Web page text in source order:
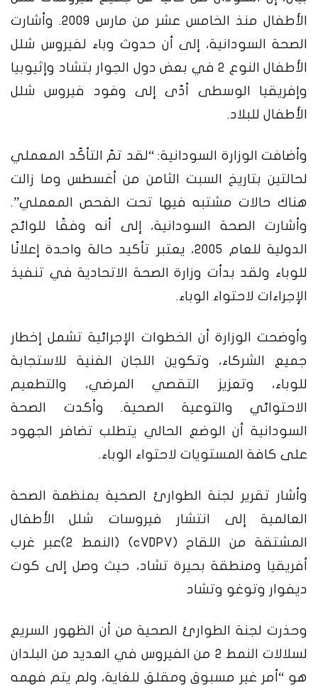
الأطفال منذ الخامس عشر من مارس 2009. وأشارت
الصحة السودانية، إلى أن حدوث وباء لفيروس شلل
الأطفال النوع 2 في بعض دول الجوار بتشاد وإثيوبيا
وإفريقيا الوسطى أدّى إلى وفود فيروس شلل
الأطفال للبلاد.
وأضافت الوزارة السودانية: “لقد تمّ التأكّد المعملي
لحالتين بتاريخ السبت الثامن من أغسطس وما زالت
هناك حالات مشتبه فيها تحت الفحص المعملي”.
وأشارت الصحة السودانية، إلى أنه وفقًا للوائح
الدولية للعام 2005، يعتبر تأكيد حالة واحدة إعلانًا
للوباء ولقد بدأت وزارة الصحة الاتحادية في تنفيذ
الإجراءات لاحتواء الوباء.
وأوضحت الوزارة أن الخطوات الإجرائية تشمل إخطار
جميع الشركاء، وتكوين اللجان الفنية للاستجابة
للوباء، وتعزيز التقصي المرضي، والتطعيم
الاحتوائي والتوعية الصحية. وأكدت الصحة
السودانية أن الوضع الحالي يتطلب تضافر الجهود
على كافة المستويات لاحتواء الوباء.
وأشار تقرير لجنة الطوارئ الصحية بمنظمة الصحة
العالمية إلى انتشار فيروسات شلل الأطفال
المشتقة من اللقاح (cVDPV) (النمط 2)عبر غرب
أفريقيا ومنطقة بحيرة تشاد، حيث وصل إلى كوت
ديفوار وتوغو وتشاد
وحذرت لجنة الطوارئ الصحية من أن الظهور السريع
لسلالات النمط 2 من الفيروس في العديد من البلدان
هو “أمر غير مسبوق ومقلق للغاية، ولم يتم فهمه